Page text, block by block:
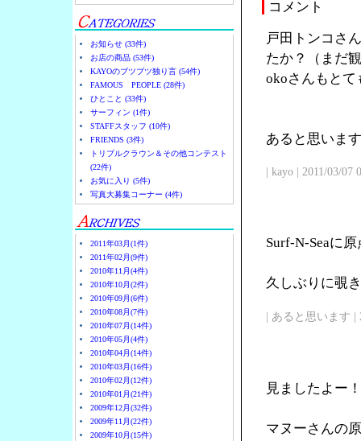
お知らせ (33件)
お店の商品 (53件)
KAYOのブツブツ独り言 (54件)
FAMOUS PEOPLE (28件)
ひとこと (33件)
サーフィン (1件)
STAFFスタッフ (10件)
FRIENDS (3件)
トリプルクラウン＆その他コンテスト
(22件)
お気に入り (5件)
写真大募集コーナー (4件)
2011年03月(1件)
2011年02月(9件)
2010年11月(4件)
2010年10月(2件)
2010年09月(6件)
2010年08月(7件)
2010年07月(14件)
2010年05月(4件)
2010年04月(14件)
2010年03月(16件)
2010年02月(12件)
2010年01月(21件)
2009年12月(32件)
2009年11月(22件)
2009年10月(15件)
コメント
戸田トンコさ
たか？（まだ
okoさんもとて
あると思いま
| kayo | 2011/03/07
Surf-N-Seaに
久しぶりに覗
| あると思います |
見ましたよー！
マヌーさんの